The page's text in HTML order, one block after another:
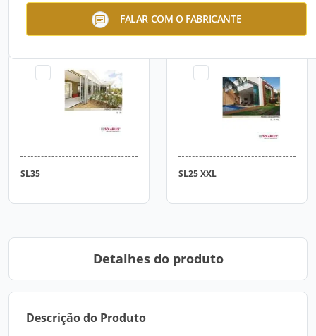
FALAR COM O FABRICANTE
SL35 SL25 XXL
Detalhes do produto
Descrição do Produto